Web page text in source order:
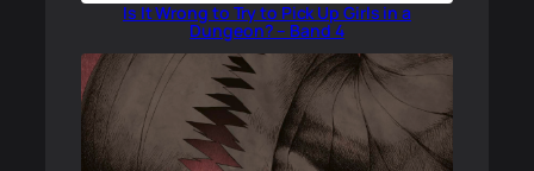
Is It Wrong to Try to Pick Up Girls in a
Dungeon? – Band 4